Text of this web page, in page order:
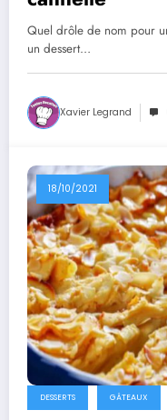
Quel drôle de nom pour
un dessert…
Xavier Legrand
18/10/2021
DESSERTS GÂTEAUX